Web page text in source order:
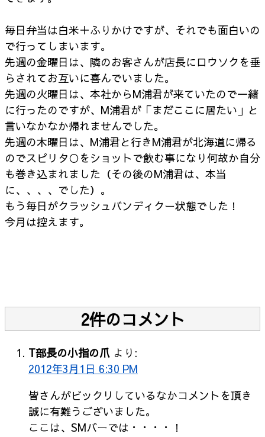
毎日弁当は白米＋ふりかけですが、それでも面白いの
で行ってしまいます。
先週の金曜日は、隣のお客さんが店長にロウソクを垂
らされてお互いに喜んでいました。
先週の火曜日は、本社からM浦君が来ていたので一緒
に行ったのですが、M浦君が「まだここに居たい」と
言いなかなか帰れませんでした。
先週の木曜日は、M浦君と行きM浦君が北海道に帰る
のでスピリタ○をショットで飲む事になり何故か自分
も巻き込まれました（その後のM浦君は、本当
に、、、、でした）。
もう毎日がクラッシュバンディクー状態でした！
今月は控えます。
2件のコメント
T部長の小指の爪 より:
2012年3月1日 6:30 PM
皆さんがビックリしているなかコメントを頂き
誠に有難うございました。
ここは、SMバーでは・・・・！